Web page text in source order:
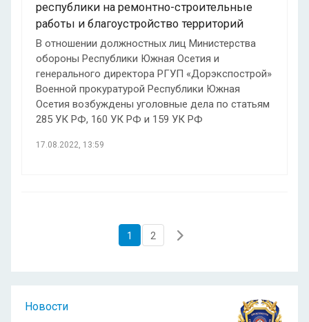
республики на ремонтно-строительные
работы и благоустройство территорий
В отношении должностных лиц Министерства
обороны Республики Южная Осетия и
генерального директора РГУП «Дорэкспострой»
Военной прокуратурой Республики Южная
Осетия возбуждены уголовные дела по статьям
285 УК РФ, 160 УК РФ и 159 УК РФ
17.08.2022, 13:59
1 2
Новости